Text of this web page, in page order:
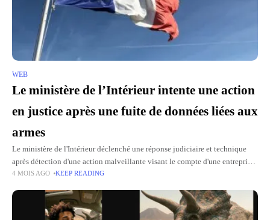
WEB
Le ministère de l’Intérieur intente une action
en justice après une fuite de données liées aux
armes
Le ministère de l'Intérieur déclenché une réponse judiciaire et technique
après détection d'une action malveillante visant le compte d'une entreprise
utilisatrice du système d'information sur les armes (SIA). Le parquet
4 MOIS AGO KEEP READING